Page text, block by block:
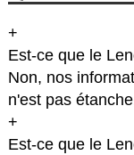
+
Est-ce que le
Non, nos
n'est pas
+
Est-ce que le